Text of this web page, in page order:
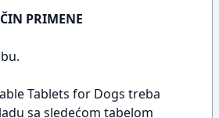
PRIMENE
Tablets for Dogs treba
sa sledećom tabelom